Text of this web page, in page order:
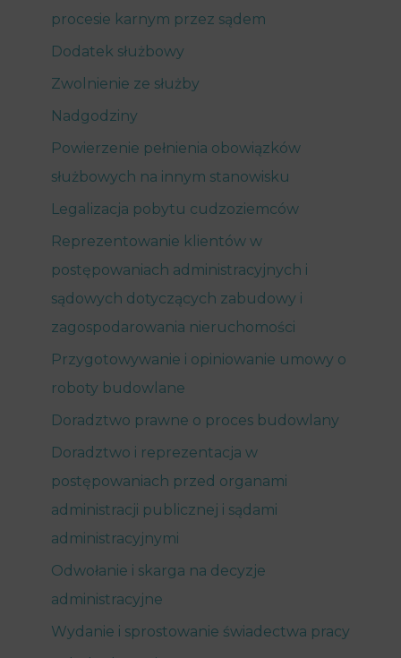
procesie karnym przez sądem
Dodatek służbowy
Zwolnienie ze służby
Nadgodziny
Powierzenie pełnienia obowiązków
służbowych na innym stanowisku
Legalizacja pobytu cudzoziemców
Reprezentowanie klientów w
postępowaniach administracyjnych i
sądowych dotyczących zabudowy i
zagospodarowania nieruchomości
Przygotowywanie i opiniowanie umowy o
roboty budowlane
Doradztwo prawne o proces budowlany
Doradztwo i reprezentacja w
postępowaniach przed organami
administracji publicznej i sądami
administracyjnymi
Odwołanie i skarga na decyzje
administracyjne
Wydanie i sprostowanie świadectwa pracy